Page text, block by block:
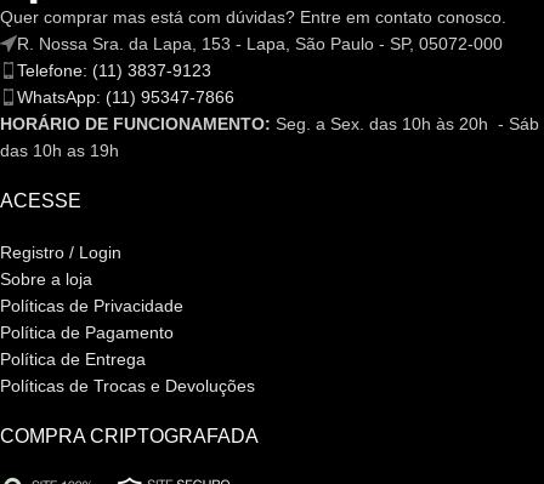
Quer comprar mas está com dúvidas? Entre em contato conosco.
R. Nossa Sra. da Lapa, 153 - Lapa, São Paulo - SP, 05072-000
Telefone: (11) 3837-9123
WhatsApp: (11) 95347-7866
HORÁRIO DE FUNCIONAMENTO: Seg. a Sex. das 10h às 20h - Sáb
das 10h as 19h
ACESSE
Registro / Login
Sobre a loja
Políticas de Privacidade
Política de Pagamento
Política de Entrega
Políticas de Trocas e Devoluções
COMPRA CRIPTOGRAFADA